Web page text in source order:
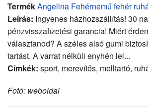
TermékAngelina Fehérnemű fehér
Leírás: Ingyenes házhozszállítás! 30
pénzvisszafizetési garancia! Miért
választanod? A széles alsó gumi
tartást. A varrat nélküli enyhén lel...
Címkék: sport, merevítős, melltartó,
Fotó: weboldal